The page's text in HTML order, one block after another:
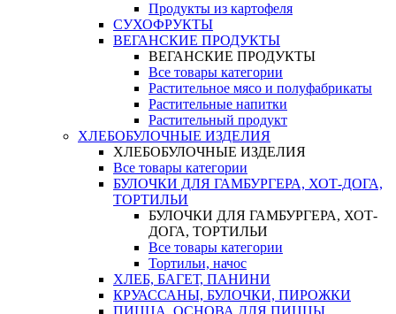
Продукты из картофеля
СУХОФРУКТЫ
ВЕГАНСКИЕ ПРОДУКТЫ
ВЕГАНСКИЕ ПРОДУКТЫ
Все товары категории
Растительное мясо и полуфабрикаты
Растительные напитки
Растительный продукт
ХЛЕБОБУЛОЧНЫЕ ИЗДЕЛИЯ
ХЛЕБОБУЛОЧНЫЕ ИЗДЕЛИЯ
Все товары категории
БУЛОЧКИ ДЛЯ ГАМБУРГЕРА, ХОТ-ДОГА,
ТОРТИЛЬИ
БУЛОЧКИ ДЛЯ ГАМБУРГЕРА, ХОТ-
ДОГА, ТОРТИЛЬИ
Все товары категории
Тортильи, начос
ХЛЕБ, БАГЕТ, ПАНИНИ
КРУАССАНЫ, БУЛОЧКИ, ПИРОЖКИ
ПИЦЦА, ОСНОВА ДЛЯ ПИЦЦЫ